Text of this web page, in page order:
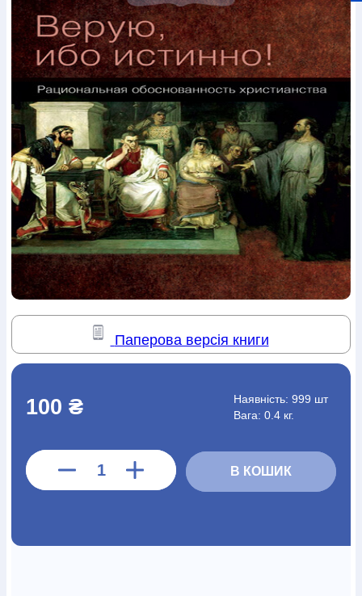
Богослов`яШлюб і сім`яЮдаїзм
Супутні товари
ПеріодикаАудіоРучки кульковіВідеоГалантерея
Закладки для книгФутболкиБрелокиСумкиБіжутерія
БлокнотиЩоденники / щотижневикиВироби з дерева
Вироби з кераміки і глини Вироби з сріблаКартини
Навчальні мапиШкіряні вироби Магніти Металеві
виробиМіні-лампи НаклейкиНастільні ігри
Пакети
подарунковіПлакатиПластмасові виробиХустки
Подарункові карткиРозвиваючі ігриРепринтиСвічки
ЗошитиФотокартиниЧохли на БибліїГоловні убори
КалендаріКанцелярскі товариКомп`ютерні ігри
ЛистівкиСувенирна продукціяГодинники
Пазли
Книга в комплекті
За додатковою інформацією дзвоніть за номером:+38
(097) 880-6379
Ми у Facebook
Паперова версія книги
100 ₴ Наявність: 999 шт
Вага: 0.4 кг.
В КОШИК